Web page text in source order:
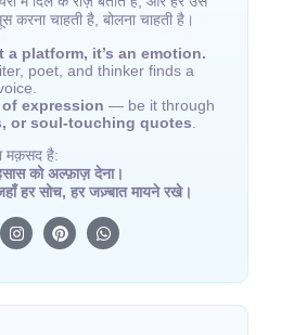
चाहती है, बोलना चाहती है।
platform, it’s an emotion.
poet, and thinker finds a
expression — be it through
or soul-touching quotes
मक़सद है:
को अल्फ़ाज़ देना।
हर सोच, हर जज़्बात मायने रखे।